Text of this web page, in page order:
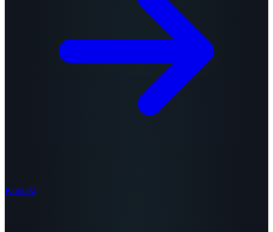
Kontakt